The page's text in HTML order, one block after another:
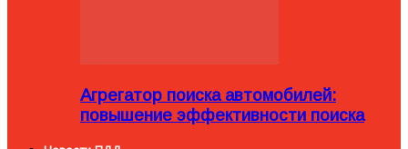
Агрегатор поиска автомобилей:
повышение эффективности поиска